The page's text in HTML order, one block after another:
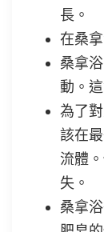
長。
在桑
桑拿
動。
為了
該在
流體
失。
桑拿